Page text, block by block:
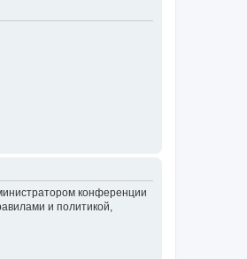
конференции
и политикой,